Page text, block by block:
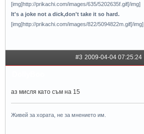
[img]http://prikachi.com/images/635/5202635f.gif[/img]
It's a joke not a dick,don't take it so hard.
[img]http://prikachi.com/images/822/5094822m.gif[/img]
#3 2009-04-04 07:25:24
aз мисля като съм на 15
Живей за хората, не за мнението им.